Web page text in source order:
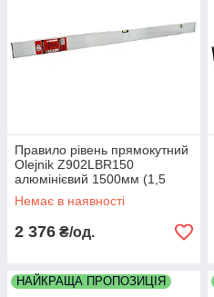
Правило рівень прямокутний
Olejnik Z902LBR150
алюмінієвий 1500мм (1,5
метра) дві площини два
глазка
Немає в наявності
2 376 ₴/од.
НАЙКРАЩА ПРОПОЗИЦІЯ